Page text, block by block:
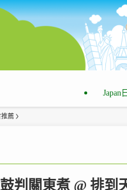
Japan
推薦
判關東煮 @ 排到